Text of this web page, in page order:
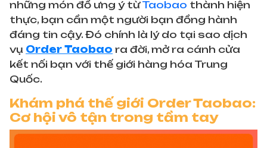
những món đồ ưng ý từTaobao thành hiện
thực, bạn cần một người bạn đồng hành
đáng tin cậy. Đó chính là lý do tại sao dịch
vụ Order Taobao ra đời, mở ra cánh cửa
kết nối bạn với thế giới hàng hóa Trung
Quốc.
Khám phá thế giới Order Taobao:
Cơ hội vô tận trong tầm tay